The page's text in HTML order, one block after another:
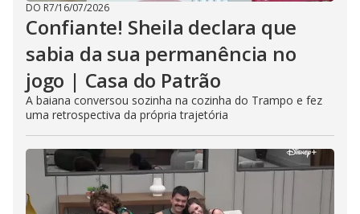
DO R7/16/07/2026
Confiante! Sheila declara que
sabia da sua permanência no
jogo | Casa do Patrão
A baiana conversou sozinha na cozinha do Trampo e fez
uma retrospectiva da própria trajetória